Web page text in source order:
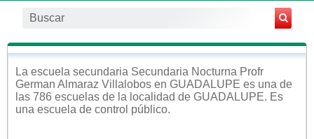
La escuela secundaria Secundaria Nocturna Profr
German Almaraz Villalobos en GUADALUPE es una de
las 786 escuelas de la localidad de GUADALUPE. Es
una escuela de control público.